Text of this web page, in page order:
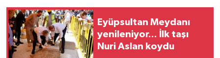
Eyüpsultan Meydanı
yenileniyor... İlk taşı
Nuri Aslan koydu